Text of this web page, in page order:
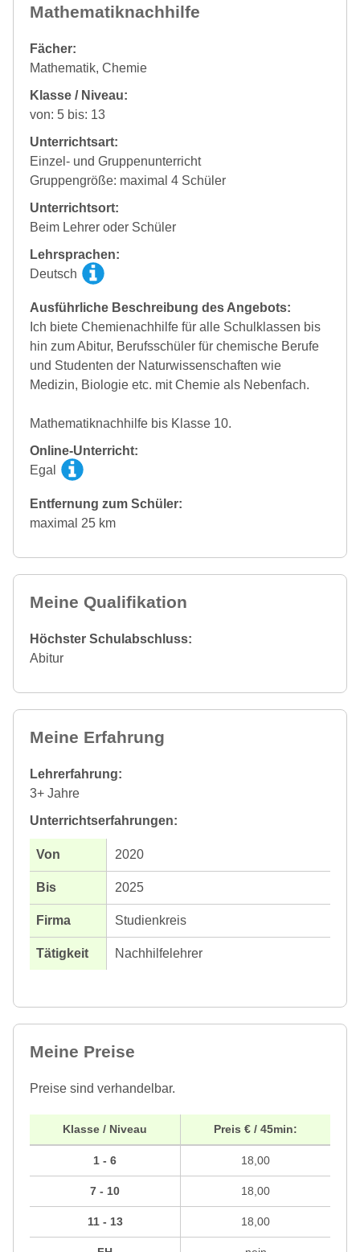
Mathematiknachhilfe
Fächer:
Mathematik, Chemie
Klasse / Niveau:
von: 5 bis: 13
Unterrichtsart:
Einzel- und Gruppenunterricht
Gruppengröße: maximal 4 Schüler
Unterrichtsort:
Beim Lehrer oder Schüler
Lehrsprachen:
Deutsch
Ausführliche Beschreibung des Angebots:
Ich biete Chemienachhilfe für alle Schulklassen bis
hin zum Abitur, Berufsschüler für chemische Berufe
und Studenten der Naturwissenschaften wie
Medizin, Biologie etc. mit Chemie als Nebenfach.
Mathematiknachhilfe bis Klasse 10.
Online-Unterricht:
Egal
Entfernung zum Schüler:
maximal 25 km
Meine Qualifikation
Höchster Schulabschluss:
Abitur
Meine Erfahrung
Lehrerfahrung:
3+ Jahre
Unterrichtserfahrungen:
2020
2025
Studienkreis
Nachhilfelehrer
Meine Preise
Preise sind verhandelbar.
Klasse / Niveau
1 - 6
7 - 10
11 - 13
Preis € / 45min:
18,00
18,00
18,00